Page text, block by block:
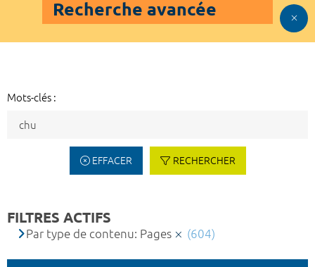
Recherche avancée
Mots-clés :
EFFACER RECHERCHER
FILTRES ACTIFS
Par type de contenu: Pages (604)